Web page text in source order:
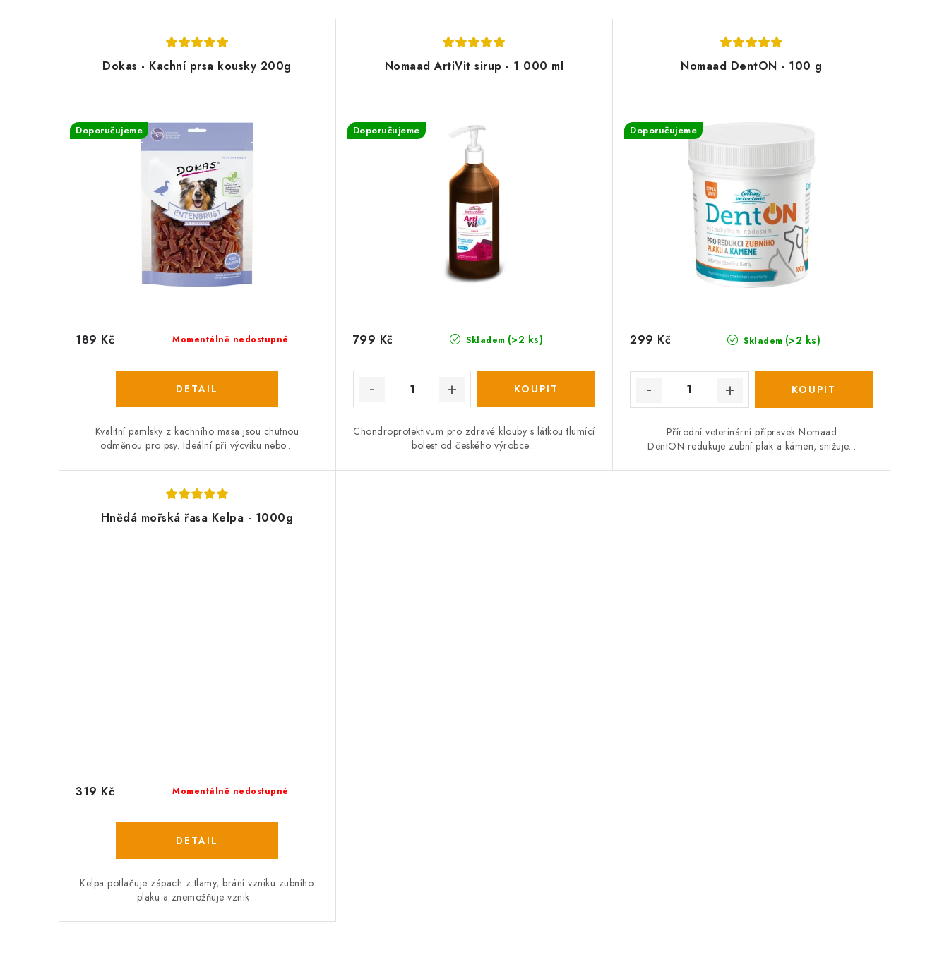
Dokas - Kachní prsa kousky 200g
Doporučujeme
Momentálně nedostupné
189 Kč
Kvalitní pamlsky z kachního masa jsou chutnou
odměnou pro psy. Ideální při výcviku nebo...
Nomaad ArtiVit sirup - 1 000 ml
Doporučujeme
Skladem (>2 ks)
799 Kč
Chondroprotektivum pro zdravé klouby s látkou tlumící
bolest od českého výrobce...
Nomaad DentON - 100 g
Doporučujeme
Skladem (>2 ks)
299 Kč
Přírodní veterinární přípravek Nomaad
DentON redukuje zubní plak a kámen, snižuje...
Hnědá mořská řasa Kelpa - 1000g
Momentálně nedostupné
319 Kč
Kelpa potlačuje zápach z tlamy, brání vzniku zubního
plaku a znemožňuje vznik...